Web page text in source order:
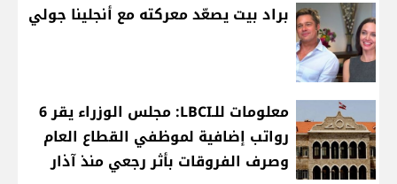
براد بيت يصعّد معركته مع أنجلينا جولي
معلومات للـLBCI: مجلس الوزراء يقر 6
رواتب إضافية لموظفي القطاع العام
وصرف الفروقات بأثر رجعي منذ آذار